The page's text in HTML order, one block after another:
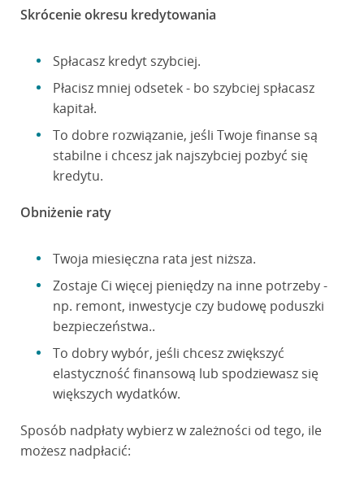
Skrócenie okresu kredytowania
Spłacasz kredyt szybciej.
Płacisz mniej odsetek - bo szybciej spłacasz
kapitał.
To dobre rozwiązanie, jeśli Twoje finanse są
stabilne i chcesz jak najszybciej pozbyć się
kredytu.
Obniżenie raty
Twoja miesięczna rata jest niższa.
Zostaje Ci więcej pieniędzy na inne potrzeby -
np. remont, inwestycje czy budowę poduszki
bezpieczeństwa..
To dobry wybór, jeśli chcesz zwiększyć
elastyczność finansową lub spodziewasz się
większych wydatków.
Sposób nadpłaty wybierz w zależności od tego, ile
możesz nadpłacić: